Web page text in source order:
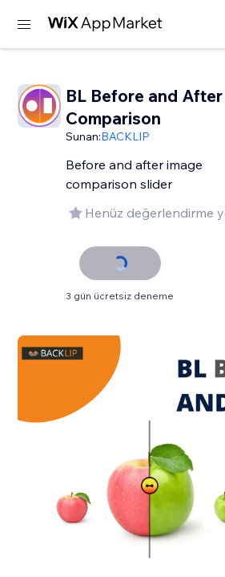
BL Before and After
Comparison
Sunan:BACKLIP
Before and after image
comparison slider
Henüz değerlendirme
3 gün ücretsiz deneme